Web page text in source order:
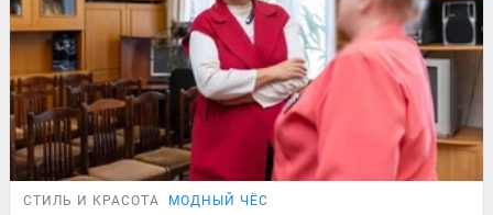
СТИЛЬ И КРАСОТА МОДНЫЙ ЧЁС